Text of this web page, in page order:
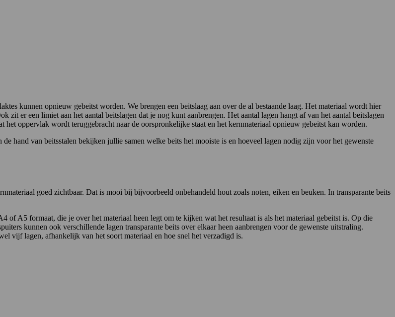
kunnen opnieuw gebeitst worden. We brengen een beitslaag aan over de al bestaande laag. Het materiaal wordt hier
zit er een limiet aan het aantal beitslagen dat je nog kunt aanbrengen. Het aantal lagen hangt af van het aantal beitslagen
oppervlak wordt teruggebracht naar de oorspronkelijke staat en het kernmateriaal opnieuw gebeitst kan worden.
hand van beitsstalen bekijken jullie samen welke beits het mooiste is en hoeveel lagen nodig zijn voor het gewenste
goed zichtbaar. Dat is mooi bij bijvoorbeeld onbehandeld hout zoals noten, eiken en beuken. In transparante beits
A5 formaat, die je over het materiaal heen legt om te kijken wat het resultaat is als het materiaal gebeitst is. Op die
kunnen ook verschillende lagen transparante beits over elkaar heen aanbrengen voor de gewenste uitstraling.
vijf lagen, afhankelijk van het soort materiaal en hoe snel het verzadigd is.